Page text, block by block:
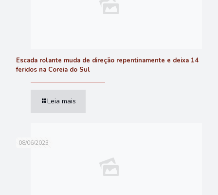
Escada rolante muda de direção repentinamente e deixa 14
feridos na Coreia do Sul
Leia mais
08/06/2023